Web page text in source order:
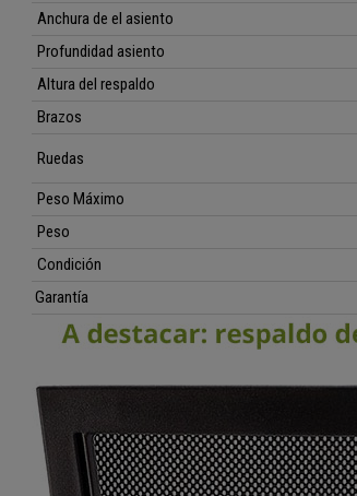
Anchura de el asiento
Profundidad asiento
Altura del respaldo
Brazos
Ruedas
Peso Máximo
Peso
Condición
Garantía